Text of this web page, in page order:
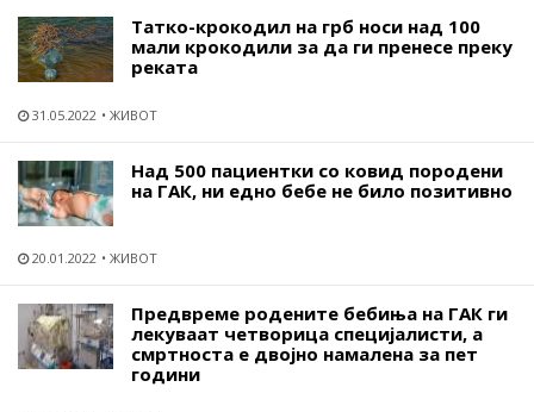
Татко-крокодил на грб носи над 100
мали крокодили за да ги пренесе преку
реката
31.05.2022 ЖИВОТ
Над 500 пациентки со ковид породени
на ГАК, ни едно бебе не било позитивно
20.01.2022 ЖИВОТ
Предвреме родените бебиња на ГАК ги
лекуваат четворица специјалисти, а
смртноста е двојно намалена за пет
години